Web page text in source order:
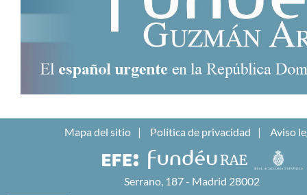
Mapa del sitio Política de privacidad Aviso
Serrano, 187 - Madrid 28002